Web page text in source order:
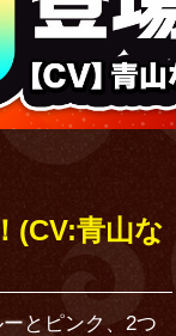
(CV:青山な
とピンク、2つ